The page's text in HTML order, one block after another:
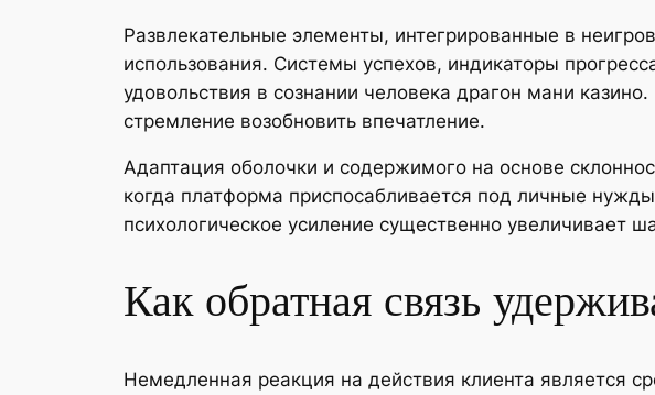
Развлекательные элементы, интегрированные в
использования. Системы успехов, индикаторы
удовольствия в сознании человека драгон мани
стремление возобновить впечатление.
Адаптация оболочки и содержимого на основе
когда платформа приспосабливается под личные
психологическое усиление существенно увеличивает
Как обратная связь
Немедленная реакция на действия клиента является